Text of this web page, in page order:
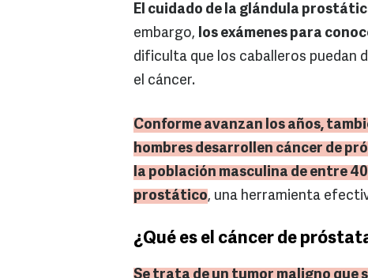
El cuidado de la glándula
embargo, los exámenes para
dificulta que los caballeros puedan
el cáncer.
Conforme avanzan los años,
hombres desarrollen cáncer de
la población masculina de entre
prostático, una herramienta
¿Qué es el cáncer de